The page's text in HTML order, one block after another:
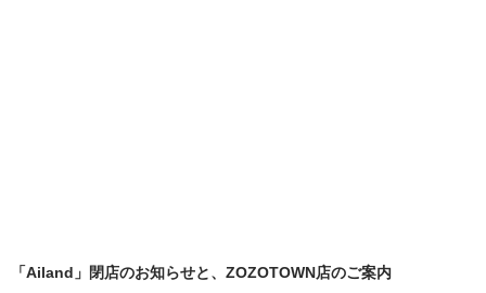
「Ailand」閉店のお知らせと、ZOZOTOWN店のご案内